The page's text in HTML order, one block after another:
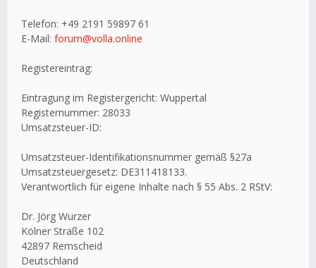
Telefon: +49 2191 59897 61
E-Mail: forum@volla.online
Registereintrag:
Eintragung im Registergericht: Wuppertal
Registernummer: 28033
Umsatzsteuer-ID:
Umsatzsteuer-Identifikationsnummer gemäß §27a
Umsatzsteuergesetz: DE311418133.
Verantwortlich für eigene Inhalte nach § 55 Abs. 2 RStV:
Dr. Jörg Wurzer
Kölner Straße 102
42897 Remscheid
Deutschland